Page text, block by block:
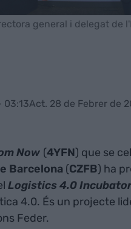
general i delegat de
03:13Act. 28 de Febrer de
Now (4YFN) que se
Barcelona(CZFB) ha
Logistics 4.0
4.0. És un projecte
Feder.